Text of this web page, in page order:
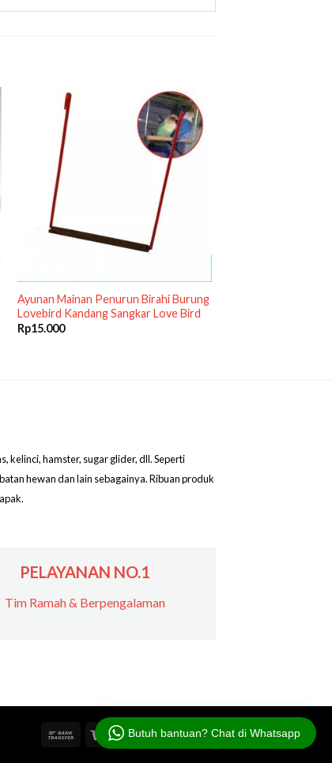
Ayunan Mainan Penurun Birahi Burung
Lovebird Kandang Sangkar Love Bird
Rp15.000
kelinci, hamster, sugar glider, dll. Seperti
hewan dan lain sebagainya. Ribuan produk
PELAYANAN NO.1
Tim Ramah & Berpengalaman
Butuh bantuan? Chat di Whatsapp